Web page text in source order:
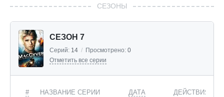
СЕЗОНЫ
СЕЗОН 7
Серий: 14 / Просмотрено: 0
Отметить все серии
# НАЗВАНИЕ СЕРИИ ДАТА ДЕЙСТВИЯ